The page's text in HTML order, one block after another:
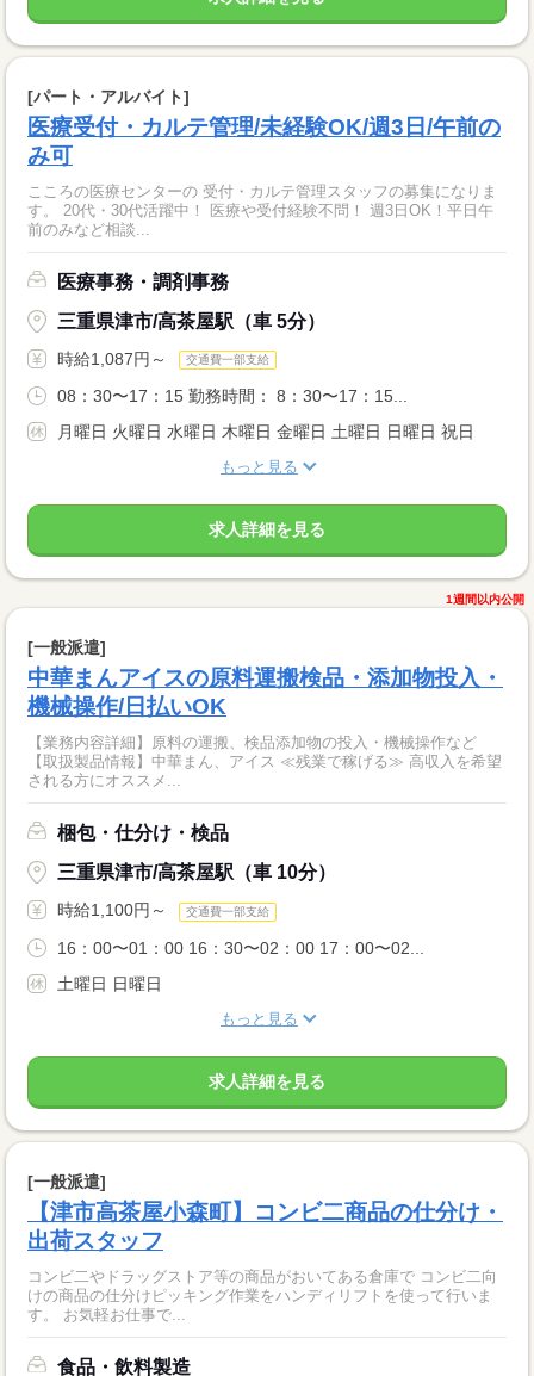
[パート・アルバイト]
医療受付・カルテ管理/未経験OK/週3日/午前の
み可
こころの医療センターの 受付・カルテ管理スタッフの募集になりま
す。 20代・30代活躍中！ 医療や受付経験不問！ 週3日OK！平日午
前のみなど相談...
医療事務・調剤事務
三重県津市/高茶屋駅（車 5分）
時給1,087円～ 交通費一部支給
08：30〜17：15 勤務時間： 8：30〜17：15...
月曜日 火曜日 水曜日 木曜日 金曜日 土曜日 日曜日 祝日
もっと見る
求人詳細を見る
1週間以内公開
[一般派遣]
中華まんアイスの原料運搬検品・添加物投入・
機械操作/日払いOK
【業務内容詳細】原料の運搬、検品添加物の投入・機械操作など
【取扱製品情報】中華まん、アイス ≪残業で稼げる≫ 高収入を希望
される方にオススメ...
梱包・仕分け・検品
三重県津市/高茶屋駅（車 10分）
時給1,100円～ 交通費一部支給
16：00〜01：00 16：30〜02：00 17：00〜02...
土曜日 日曜日
もっと見る
求人詳細を見る
[一般派遣]
【津市高茶屋小森町】コンビ二商品の仕分け・
出荷スタッフ
コンビ二やドラッグストア等の商品がおいてある倉庫で コンビ二向
けの商品の仕分けピッキング作業をハンディリフトを使って行いま
す。 お気軽お仕事で...
食品・飲料製造